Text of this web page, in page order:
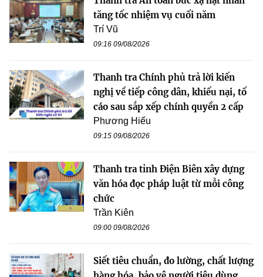
tăng tốc nhiệm vụ cuối năm
Trí Vũ
09:16 09/08/2026
Thanh tra Chính phủ trả lời kiến
nghị về tiếp công dân, khiếu nại, tố
cáo sau sắp xếp chính quyền 2 cấp
Phương Hiếu
09:15 09/08/2026
Thanh tra tỉnh Điện Biên xây dựng
văn hóa đọc pháp luật từ mỗi công
chức
Trần Kiên
09:00 09/08/2026
Siết tiêu chuẩn, đo lường, chất lượng